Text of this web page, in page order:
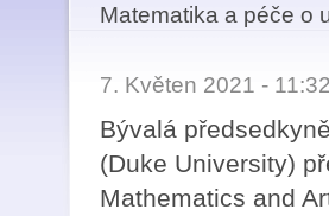
Matematika a péče o
7. Květen 2021 -
Bývalá
(Duke University)
Mathematics and